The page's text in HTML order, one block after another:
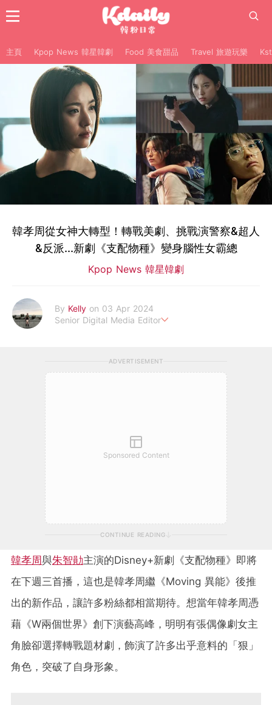
主頁 Kpop News 韓星韓劇 Food 美食甜品 Travel 旅遊玩樂
韓孝周從女神大轉型！轉戰美劇、挑戰演警察&超人
&反派...新劇《支配物種》變身腦性女霸總
Kpop News 韓星韓劇
By Kelly on 03 Apr 2024
Senior Digital Media Editor
ADVERTISEMENT
Sponsored Content
CONTINUE READING
韓孝周與朱智勛主演的Disney+新劇《支配物種》即將
在下週三首播，這也是韓孝周繼《Moving 異能》後推
出的新作品，讓許多粉絲都相當期待。想當年韓孝周憑
藉《W兩個世界》創下演藝高峰，明明有張偶像劇女主
角臉卻選擇轉戰題材劇，飾演了許多出乎意料的「狠」
角色，突破了自身形象。